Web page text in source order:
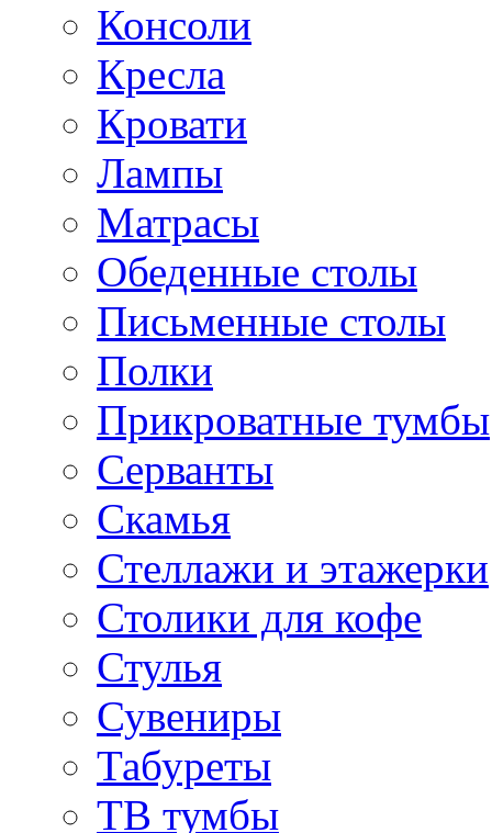
Консоли
Кресла
Кровати
Лампы
Матрасы
Обеденные столы
Письменные столы
Полки
Прикроватные тумбы
Серванты
Скамья
Стеллажи и этажерки
Столики для кофе
Стулья
Сувениры
Табуреты
ТВ тумбы